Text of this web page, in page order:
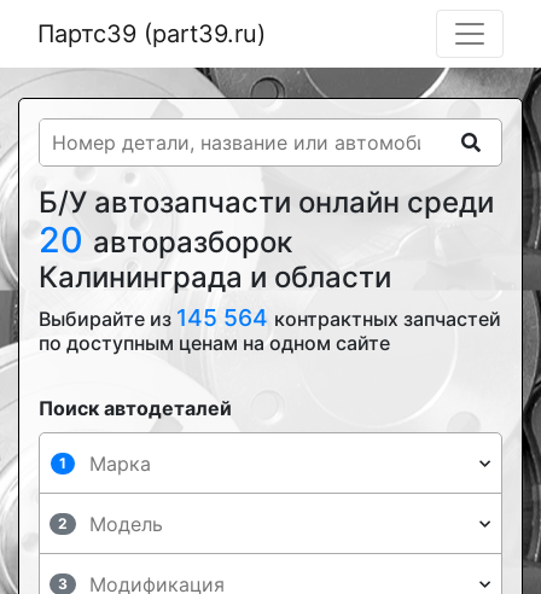
Партс39 (part39.ru)
Б/У автозапчасти онлайн среди
20 авторазборок
Калининграда и области
Выбирайте из 145 564 контрактных запчастей
по доступным ценам на одном сайте
Поиск автодеталей
1
2
3